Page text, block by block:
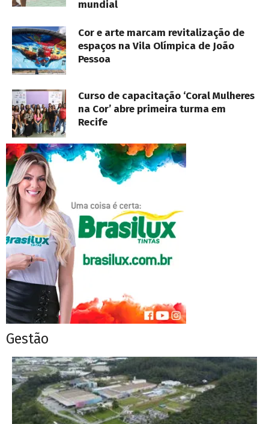
mundial
Cor e arte marcam revitalização de
espaços na Vila Olímpica de João
Pessoa
Curso de capacitação ‘Coral Mulheres
na Cor’ abre primeira turma em
Recife
Gestão